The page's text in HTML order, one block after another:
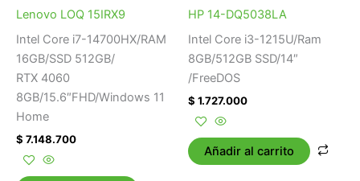
Lenovo LOQ 15IRX9
Intel Core i7-14700HX/RAM
16GB/SSD 512GB/
RTX 4060
8GB/15.6″FHD/Windows 11
Home
$ 7.148.700
HP 14-DQ5038LA
Intel Core i3-1215U/Ram
8GB/512GB SSD/14″
/FreeDOS
$ 1.727.000
Añadir al carrito